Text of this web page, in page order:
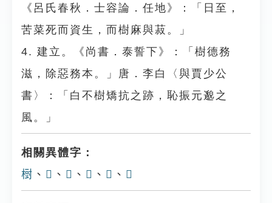
《呂氏春秋．士容論．任地》：「日至，
苦菜死而資生，而樹麻與菽。」
4. 建立。《尚書．泰誓下》：「樹德務
滋，除惡務本。」唐．李白〈與賈少公
書〉：「白不樹矯抗之跡，恥振元邈之
風。」
相關異體字：
𣗳 、 𣚤 、 𣕒 、 𡬾 、 𢒳 、 𠊪